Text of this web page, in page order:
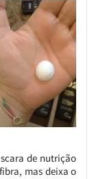
de nutrição
mas deixa o